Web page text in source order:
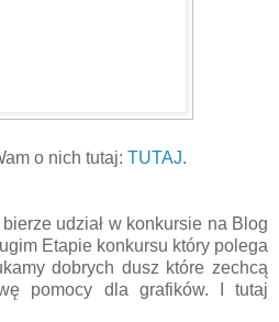
o nich tutaj: TUTAJ.
udział w konkursie na Blog
Etapie konkursu który polega
dobrych dusz które zechcą
pomocy dla grafików. I tutaj